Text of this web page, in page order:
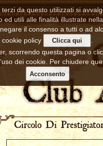
da questo utilizzati si
ed utili alle finalità illustrate
il consenso a tutti o ad
cookie policy
Clicca qui
scorrendo questa pagina o
dei cookie. Per chiudere
Acconsento